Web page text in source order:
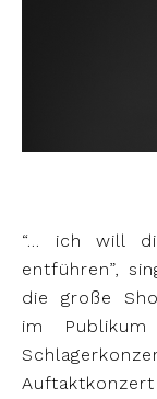
“… ich will
entführen”,
die große
im